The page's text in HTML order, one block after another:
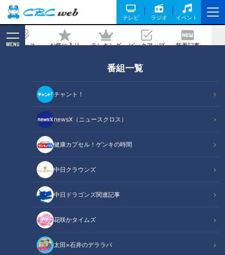
テレビ ラジオ イベント
ニュース お気に入り ランキング ピックアップ 新着記事
MENU
番組一覧
チャント！
newsX（ニュースクロス）
健康カプセル！ゲンキの時間
中日クラウンズ
中日ドラゴンズ関連記事
花咲かタイムズ
太田×石井のデララバ
援！東海地区の新時代を担うスーパーア
スリートを知って、スポーツを楽しく応
援しよう！『パンサー向井の新時代アス
リート応援宣言！』3月19日（日） 午後
4時 放送決定！
2023/03/13 12:00